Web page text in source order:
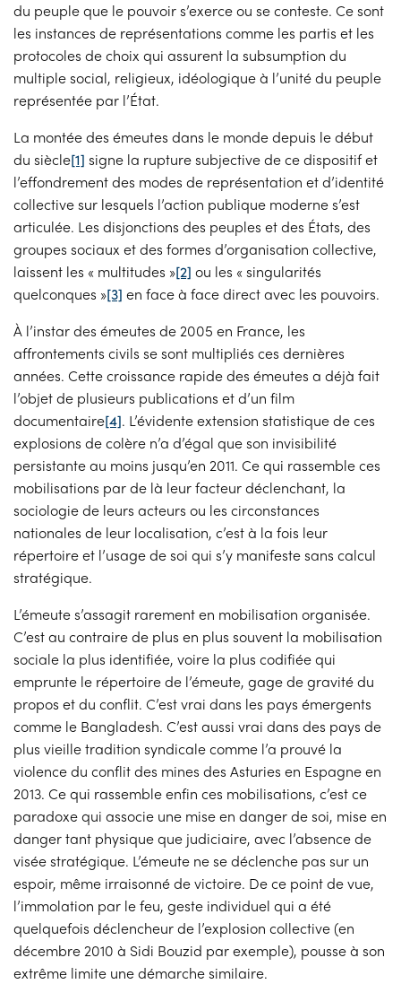
du peuple que le pouvoir s’exerce ou se conteste. Ce sont
les instances de représentations comme les partis et les
protocoles de choix qui assurent la subsumption du
multiple social, religieux, idéologique à l’unité du peuple
représentée par l’État.
La montée des émeutes dans le monde depuis le début
du siècle[1] signe la rupture subjective de ce dispositif et
l’effondrement des modes de représentation et d’identité
collective sur lesquels l’action publique moderne s’est
articulée. Les disjonctions des peuples et des États, des
groupes sociaux et des formes d’organisation collective,
laissent les « multitudes »[2] ou les « singularités
quelconques »[3] en face à face direct avec les pouvoirs.
À l’instar des émeutes de 2005 en France, les
affrontements civils se sont multipliés ces dernières
années. Cette croissance rapide des émeutes a déjà fait
l’objet de plusieurs publications et d’un film
documentaire[4]. L’évidente extension statistique de ces
explosions de colère n’a d’égal que son invisibilité
persistante au moins jusqu’en 2011. Ce qui rassemble ces
mobilisations par de là leur facteur déclenchant, la
sociologie de leurs acteurs ou les circonstances
nationales de leur localisation, c’est à la fois leur
répertoire et l’usage de soi qui s’y manifeste sans calcul
stratégique.
L’émeute s’assagit rarement en mobilisation organisée.
C’est au contraire de plus en plus souvent la mobilisation
sociale la plus identifiée, voire la plus codifiée qui
emprunte le répertoire de l’émeute, gage de gravité du
propos et du conflit. C’est vrai dans les pays émergents
comme le Bangladesh. C’est aussi vrai dans des pays de
plus vieille tradition syndicale comme l’a prouvé la
violence du conflit des mines des Asturies en Espagne en
2013. Ce qui rassemble enfin ces mobilisations, c’est ce
paradoxe qui associe une mise en danger de soi, mise en
danger tant physique que judiciaire, avec l’absence de
visée stratégique. L’émeute ne se déclenche pas sur un
espoir, même irraisonné de victoire. De ce point de vue,
l’immolation par le feu, geste individuel qui a été
quelquefois déclencheur de l’explosion collective (en
décembre 2010 à Sidi Bouzid par exemple), pousse à son
extrême limite une démarche similaire.